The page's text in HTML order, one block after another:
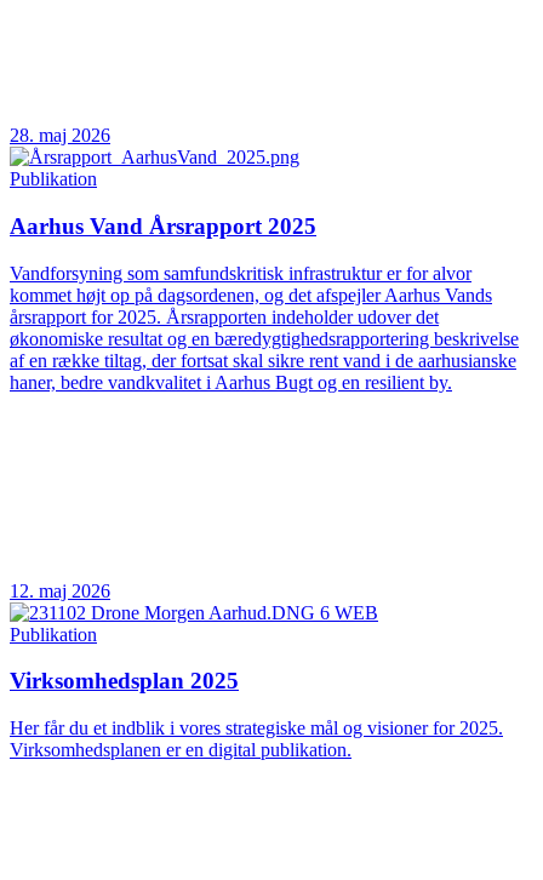
28. maj 2026
Publikation
Aarhus Vand Årsrapport 2025
Vandforsyning som samfundskritisk infrastruktur er for alvor
kommet højt op på dagsordenen, og det afspejler Aarhus Vands
årsrapport for 2025. Årsrapporten indeholder udover det
økonomiske resultat og en bæredygtighedsrapportering beskrivelse
af en række tiltag, der fortsat skal sikre rent vand i de aarhusianske
haner, bedre vandkvalitet i Aarhus Bugt og en resilient by.
12. maj 2026
Publikation
Virksomhedsplan 2025
Her får du et indblik i vores strategiske mål og visioner for 2025.
Virksomhedsplanen er en digital publikation.